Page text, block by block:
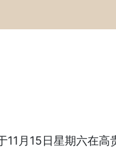
月15日星期六在